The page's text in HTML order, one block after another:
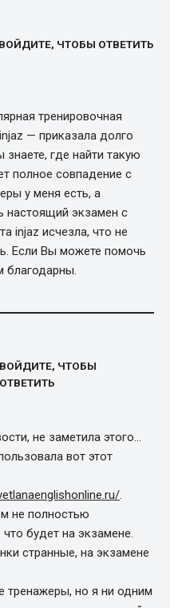
ВОЙДИТЕ, ЧТОБЫ ОТВЕТИТЬ
тренировочная
— приказала долго
где найти такую
полное совпадение с
у меня есть, а
настоящий экзамен с
injaz исчезла, что не
Если Вы можете помочь
благодарны.
ВОЙДИТЕ, ЧТОБЫ
ОТВЕТИТЬ
не заметила этого…
вот этот
.
не полностью
будет на экзамене.
странные, на экзамене
тренажеры, но я ни одним